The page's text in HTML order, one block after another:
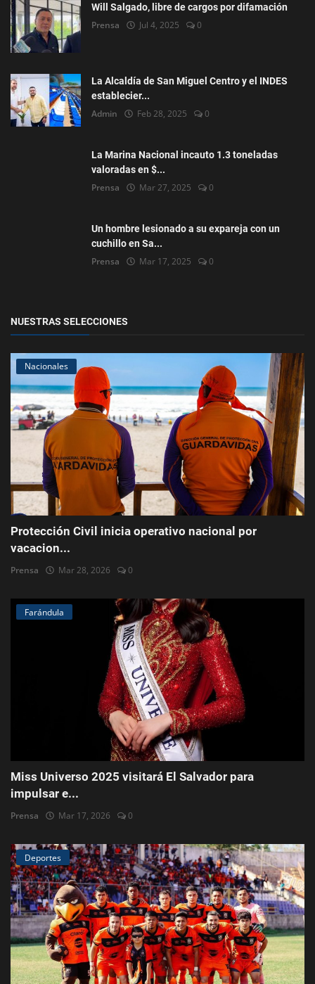
Will Salgado, libre de cargos por difamación
Prensa Jul 4, 2025 0
La Alcaldía de San Miguel Centro y el INDES
establecier...
Admin Feb 28, 2025 0
La Marina Nacional incauto 1.3 toneladas
valoradas en $...
Prensa Mar 27, 2025 0
Un hombre lesionado a su expareja con un
cuchillo en Sa...
Prensa Mar 17, 2025 0
NUESTRAS SELECCIONES
Nacionales
Protección Civil inicia operativo nacional por
vacacion...
Prensa Mar 28, 2026 0
Farándula
Miss Universo 2025 visitará El Salvador para
impulsar e...
Prensa Mar 17, 2026 0
Deportes